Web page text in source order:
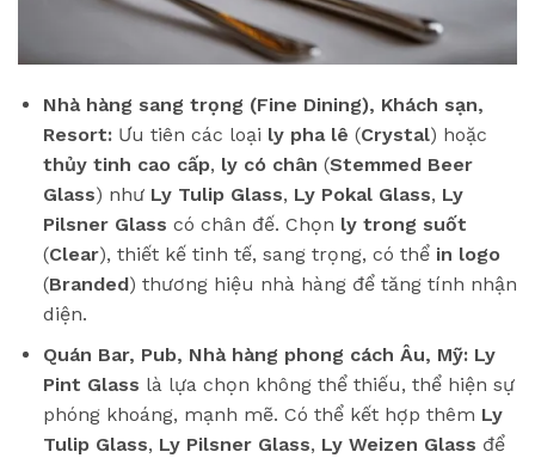
Nhà hàng sang trọng (Fine Dining), Khách sạn,
Resort:Ưu tiên các loại ly pha lê (Crystal) hoặc
thủy tinh cao cấp, ly có chân (Stemmed Beer
Glass) như Ly Tulip Glass, Ly Pokal Glass, Ly
Pilsner Glass có chân đế. Chọn ly trong suốt
(Clear), thiết kế tinh tế, sang trọng, có thể in logo
(Branded) thương hiệu nhà hàng để tăng tính nhận
diện.
Quán Bar, Pub, Nhà hàng phong cách Âu, Mỹ: Ly
Pint Glass là lựa chọn không thể thiếu, thể hiện sự
phóng khoáng, mạnh mẽ. Có thể kết hợp thêm Ly
Tulip Glass, Ly Pilsner Glass, Ly Weizen Glass để